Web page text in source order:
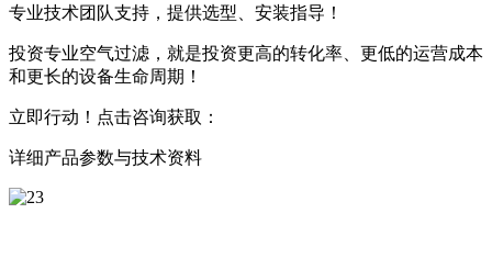
专业技术团队支持，提供选型、安装指导！
投资专业空气过滤，就是投资更高的转化率、更低的运营成本
和更长的设备生命周期！
立即行动！点击咨询获取：
详细产品参数与技术资料